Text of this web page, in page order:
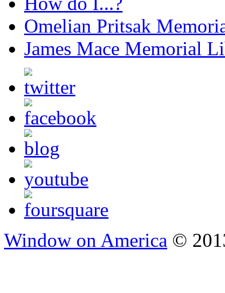
Omelian Pritsak
James Mace Memorial
Window on America ©